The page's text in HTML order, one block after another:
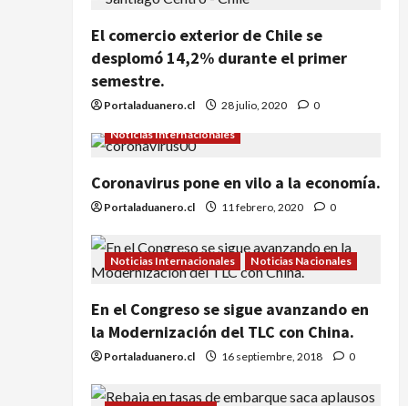
El comercio exterior de Chile se
desplomó 14,2% durante el primer
semestre.
Portaladuanero.cl 28 julio, 2020 0
Noticias Internacionales
Coronavirus pone en vilo a la economía.
Portaladuanero.cl 11 febrero, 2020 0
Noticias Internacionales Noticias Nacionales
En el Congreso se sigue avanzando en
la Modernización del TLC con China.
Portaladuanero.cl 16 septiembre, 2018 0